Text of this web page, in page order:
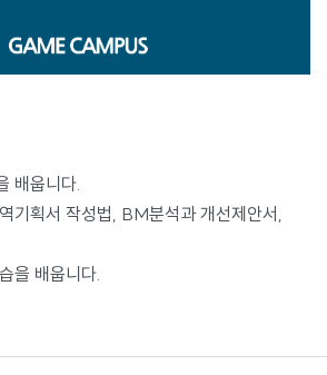
배웁니다.
기획서 작성법, BM분석과 개선제안서,
을 배웁니다.